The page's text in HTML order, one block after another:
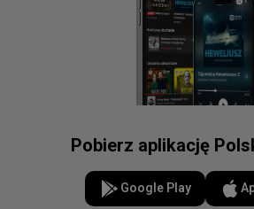
Pobierz aplikację
Google Play